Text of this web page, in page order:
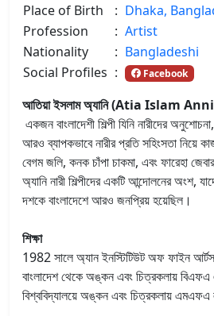
Place of Birth
: Dhaka,
Profession
: Artist
Nationality
: Bangladeshi
Social Profiles : Facebook
আতিয়া ইসলাম অ্যানি (Atia Islam
একজন বাংলাদেশী শিল্পী যিনি নারীদের
আরও ব্যাপকভাবে নারীর প্রতি সহিংসতা নিয়ে
বেগম জলি, কনক চাঁপা চাকমা, এবং ফারেহা জেবার
অ্যানি নারী শিল্পীদের একটি আন্দোলনের অংশ,
দশকে বাংলাদেশে আরও জনপ্রিয় হয়েছিল।
শিক্ষা
1982 সালে অ্যান ইনস্টিটিউট অফ ফাইন আর্টস,
বাংলাদেশ থেকে অঙ্কন এবং চিত্রকলায়
বিশ্ববিদ্যালয়ে অঙ্কন এবং চিত্রকলায় এমএফএ